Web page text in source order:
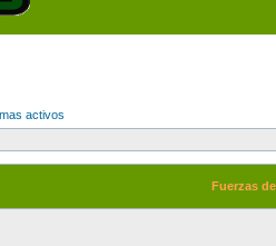
activos
Fuerzas